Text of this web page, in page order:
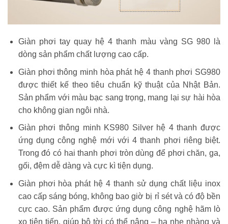
Giàn phơi tay quay hệ 4 thanh màu vàng SG 980 là
dòng sản phẩm chất lượng cao cấp.
Giàn phơi thông minh hòa phát hệ 4 thanh phơi SG980
được thiết kế theo tiêu chuẩn kỹ thuật của Nhật Bản.
Sản phẩm với màu bạc sang trọng, mang lại sự hài hòa
cho không gian ngôi nhà.
Giàn phơi thông minh KS980 Silver hệ 4 thanh được
ứng dụng công nghệ mới với 4 thanh phơi riêng biệt.
Trong đó có hai thanh phơi tròn dùng để phơi chăn, ga,
gối, đệm dễ dàng và cực kì tiện dụng.
Giàn phơi hòa phát hệ 4 thanh sử dụng chất liệu inox
cao cấp sáng bóng, không bao giờ bị rỉ sét và có độ bền
cực cao. Sản phẩm được ứng dụng công nghệ hãm lò
xo tiên tiến, giúp bộ tời có thể nâng – hạ nhẹ nhàng và